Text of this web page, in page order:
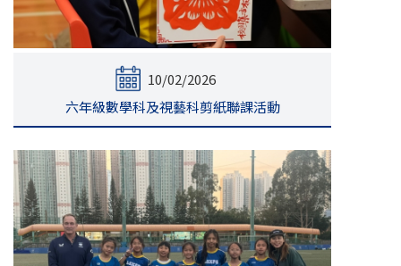
10/02/2026
六年級數學科及視藝科剪紙聯課活動